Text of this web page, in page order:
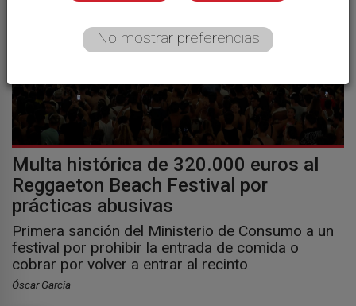
Multa histórica de 320.000 euros al
Reggaeton Beach Festival por
prácticas abusivas
Primera sanción del Ministerio de Consumo a un
festival por prohibir la entrada de comida o
cobrar por volver a entrar al recinto
Óscar García
No mostrar preferencias